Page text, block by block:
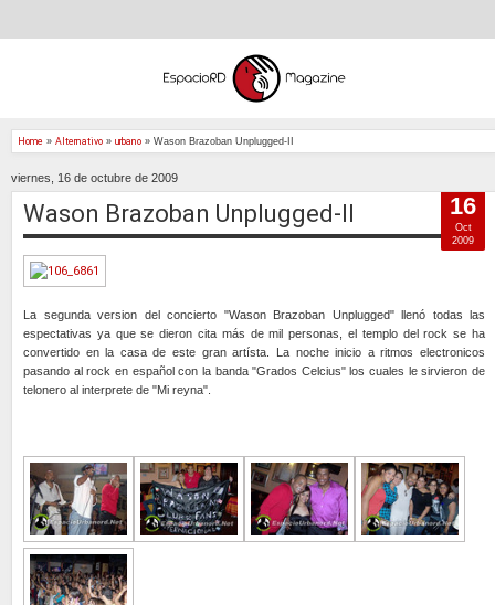
Home » Alternativo » urbano » Wason Brazoban Unplugged-II
viernes, 16 de octubre de 2009
Wason Brazoban Unplugged-II
La segunda version del concierto "Wason Brazoban Unplugged" llenó todas las
espectativas ya que se dieron cita más de mil personas, el templo del rock se ha
convertido en la casa de este gran artísta. La noche inicio a ritmos electronicos
pasando al rock en español con la banda "Grados Celcius" los cuales le sirvieron de
telonero al interprete de "Mi reyna".
16
Oct
2009